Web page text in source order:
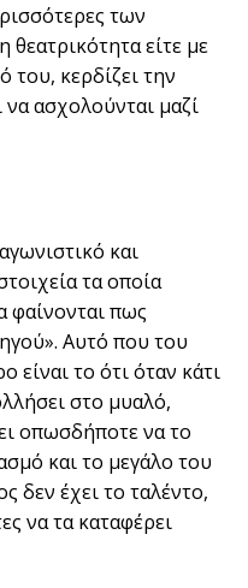
των
είτε με
κερδίζει την
ασχολούνται μαζί
και
τα οποία
φαίνονται πως
Αυτό που του
είναι το ότι όταν κάτι
στο μυαλό,
οπωσδήποτε να το
και το μεγάλο του
δεν έχει το ταλέντο,
να τα καταφέρει